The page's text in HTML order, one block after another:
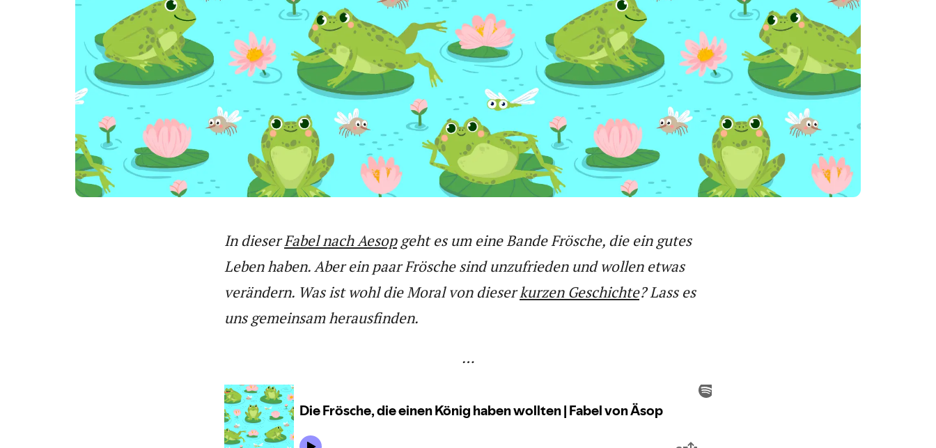
In dieserFabel nach Aesopgeht es um eine Bande Frösche, die ein gutes
Leben haben. Aber ein paar Frösche sind unzufrieden und wollen etwas
verändern. Was ist wohl die Moral von dieserkurzen Geschichte? Lass es
uns gemeinsam herausfinden.
…